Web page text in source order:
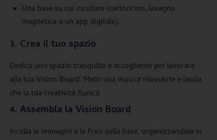
Una base su cui incollare (cartoncino, lavagna
magnetica o un’app digitale).
3. Crea il tuo spazio
Dedica uno spazio tranquillo e accogliente per lavorare
alla tua Vision Board. Metti una musica rilassante e lascia
che la tua creatività fluisca.
4. Assembla la Vision Board
Incolla le immagini e le frasi sulla base, organizzandole in